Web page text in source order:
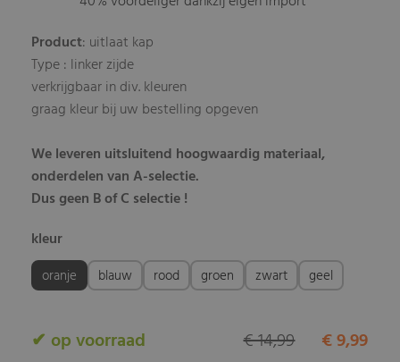
Product: uitlaat kap
Type : linker zijde
verkrijgbaar in div. kleuren
graag kleur bij uw bestelling opgeven
We leveren uitsluitend hoogwaardig materiaal,
onderdelen van A-selectie.
Dus geen B of C selectie !
kleur
oranje blauw rood groen zwart geel
✔ op voorraad € 9,99
€ 14,99